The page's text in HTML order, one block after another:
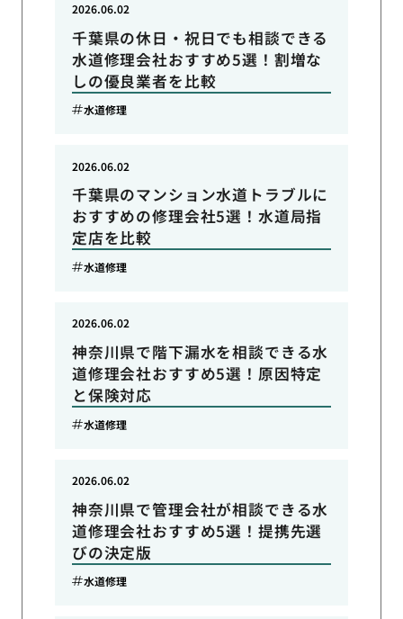
千葉県の休日・祝日でも相談できる
水道修理会社おすすめ5選！割増な
しの優良業者を比較
2026.06.02
水道修理
千葉県のマンション水道トラブルに
おすすめの修理会社5選！水道局指
定店を比較
2026.06.02
水道修理
神奈川県で階下漏水を相談できる水
道修理会社おすすめ5選！原因特定
と保険対応
2026.06.02
水道修理
神奈川県で管理会社が相談できる水
道修理会社おすすめ5選！提携先選
びの決定版
2026.06.02
水道修理